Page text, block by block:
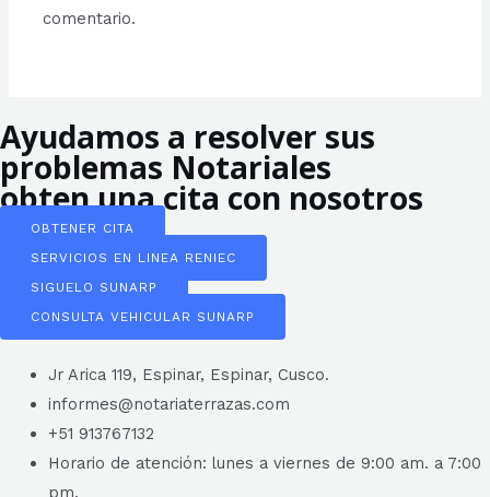
comentario.
Ayudamos a resolver sus
problemas Notariales
obten una cita con nosotros
OBTENER CITA
SERVICIOS EN LINEA RENIEC
SIGUELO SUNARP
CONSULTA VEHICULAR SUNARP
Jr Arica 119, Espinar, Espinar, Cusco.
informes@notariaterrazas.com
+51 913767132
Horario de atención: lunes a viernes de 9:00 am. a 7:00
pm.